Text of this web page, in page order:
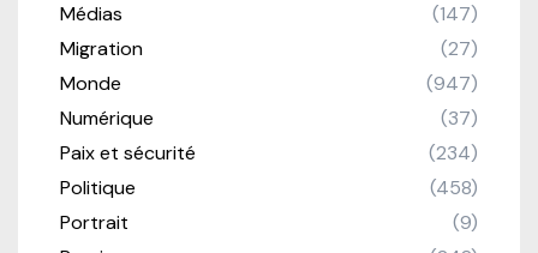
Médias
(147)
Migration
(27)
Monde
(947)
Numérique
(37)
Paix et sécurité
(234)
Politique
(458)
Portrait
(9)